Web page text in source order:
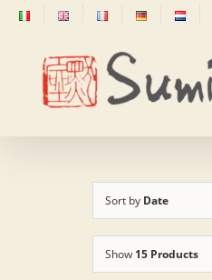
Skip
content
Sort by Date
Show 15 Products